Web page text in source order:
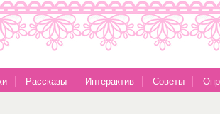
Рассказы Интерактив Советы